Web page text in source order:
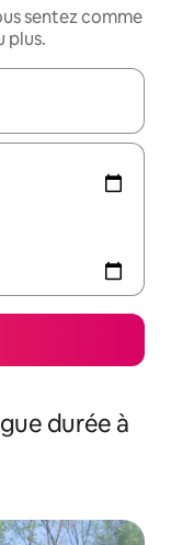
sentez comme
plus.
flèches vers le
durée à